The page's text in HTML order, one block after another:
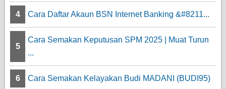
4 Cara Daftar Akaun BSN Internet Banking &#8211...
5
Cara Semakan Keputusan SPM 2025 | Muat Turun
...
6 Cara Semakan Kelayakan Budi MADANI (BUDI95)